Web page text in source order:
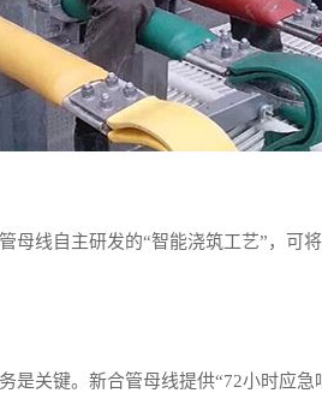
母线自主研发的“智能浇筑工艺”，可
是关键。新合管母线提供“72小时应